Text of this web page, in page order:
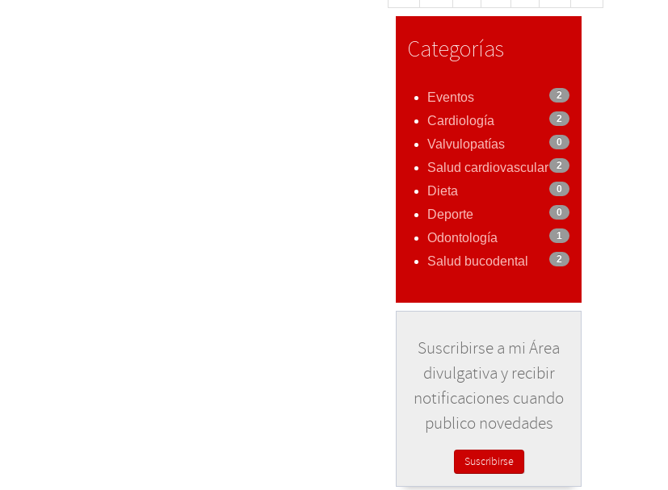
Categorías
Eventos 2
Cardiología 2
Valvulopatías 0
Salud cardiovascular 2
Dieta 0
Deporte 0
Odontología 1
Salud bucodental 2
Suscribirse a mi Área
divulgativa y recibir
notificaciones cuando
publico novedades
Suscribirse